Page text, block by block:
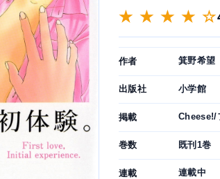
★ ★ ★ ★ ☆
作者 箕野希望
出版社 小学館
掲載 Cheese!/
巻数 既刊1巻
連載 連載中